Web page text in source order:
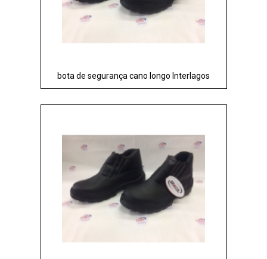
bota de segurança cano longo Interlagos